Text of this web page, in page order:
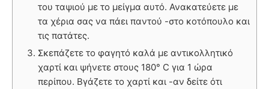
του ταψιού με το μείγμα αυτό. Ανακατεύετε με
τα χέρια σας να πάει παντού -στο κοτόπουλο και
τις πατάτες.
Σκεπάζετε το φαγητό καλά με αντικολλητικό
χαρτί και ψήνετε στους 180° C για 1 ώρα
περίπου. Βγάζετε το χαρτί και -αν δείτε ότι